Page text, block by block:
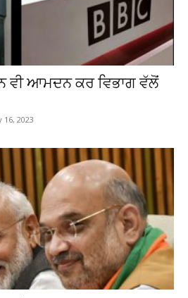
ਵੀ ਆਮਦਨ ਕਰ ਵਿਭਾਗ ਵੱਲੋਂ
16, 2023